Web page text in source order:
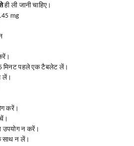
ही ली जानी चाहिए।
mg
मिनट पहले एक टैबलेट लें।
लें।
करें।
उपयोग न करें।
साथ न लें।